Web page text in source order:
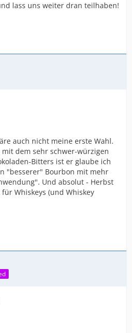
lass uns weiter dran teilhaben!
auch nicht meine erste Wahl.
dem sehr schwer-würzigen
Bitters ist er glaube ich
"besserer" Bourbon mit mehr
Und absolut - Herbst
Whiskeys (und Whiskey